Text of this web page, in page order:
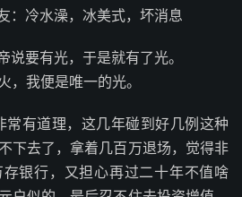
：冷水澡，冰美式，坏消息
说要有光，于是就有了光。
，我便是唯一的光。
常有道理，这几年碰到好几例这种
下去了，拿着几百万退场，觉得非
银行，又担心再过二十年不值啥